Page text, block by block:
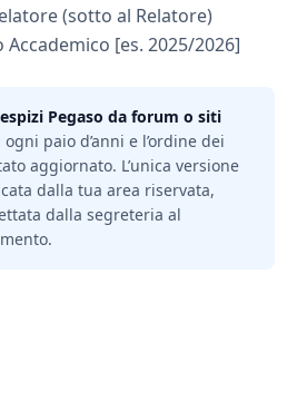
(sotto al Relatore)
Accademico [es. 2025/2026]
Pegaso da forum o siti
paio d’anni e l’ordine dei
aggiornato. L’unica versione
dalla tua area riservata,
dalla segreteria al